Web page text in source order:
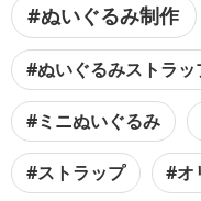
#ぬいぐるみ制作
#ぬいぐるみストラッ
#ミニぬいぐるみ
#ストラップ #オ